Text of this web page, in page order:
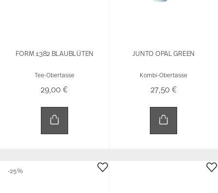
FORM 1382 BLAUBLÜTEN
Tee-Obertasse
29,00 €
JUNTO OPAL GREEN
Kombi-Obertasse
27,50 €
-25%